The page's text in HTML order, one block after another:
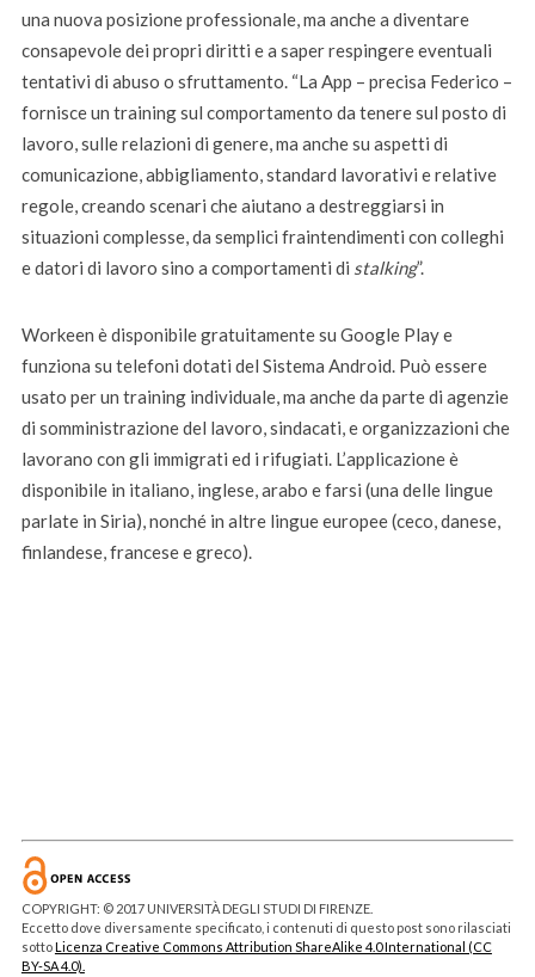
una nuova posizione professionale, ma anche a diventare
consapevole dei propri diritti e a saper respingere eventuali
tentativi di abuso o sfruttamento. “La App – precisa Federico –
fornisce un training sul comportamento da tenere sul posto di
lavoro, sulle relazioni di genere, ma anche su aspetti di
comunicazione, abbigliamento, standard lavorativi e relative
regole, creando scenari che aiutano a destreggiarsi in
situazioni complesse, da semplici fraintendimenti con colleghi
e datori di lavoro sino a comportamenti di stalking”.
Workeen è disponibile gratuitamente su Google Play e
funziona su telefoni dotati del Sistema Android. Può essere
usato per un training individuale, ma anche da parte di agenzie
di somministrazione del lavoro, sindacati, e organizzazioni che
lavorano con gli immigrati ed i rifugiati. L’applicazione è
disponibile in italiano, inglese, arabo e farsi (una delle lingue
parlate in Siria), nonché in altre lingue europee (ceco, danese,
finlandese, francese e greco).
COPYRIGHT: © 2017 UNIVERSITÀ DEGLI STUDI DI FIRENZE.
Eccetto dove diversamente specificato, i contenuti di questo post sono rilasciati
sottoLicenza Creative Commons Attribution ShareAlike 4.0 International (CC
BY-SA 4.0).